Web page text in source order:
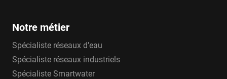
Notre métier
Spécialiste réseaux d’eau
Spécialiste réseaux industriels
Spécialiste Smartwater